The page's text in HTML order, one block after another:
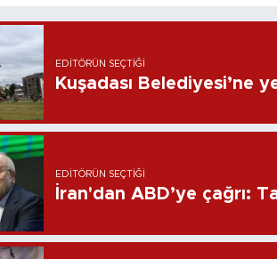
EDITÖRÜN SEÇTIĞI
Kuşadası Belediyesi’ne
EDITÖRÜN SEÇTIĞI
İran'dan ABD’ye çağrı: